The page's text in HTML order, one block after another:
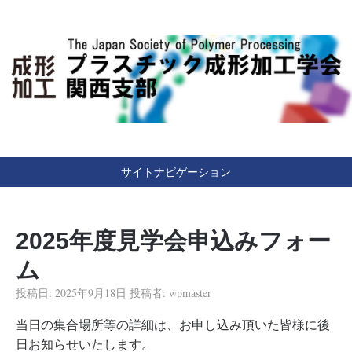
（一社）プラスチック成
形加工学会 関西支部
Japan Society of Polymer Processing
サイトナビゲーション
2025年度見学会申込みフォー
ム
投稿日: 2025年9月18日 投稿者: wpmaster
当日の集合場所等の詳細は、お申し込み頂いた皆様に後
日お知らせいたします。